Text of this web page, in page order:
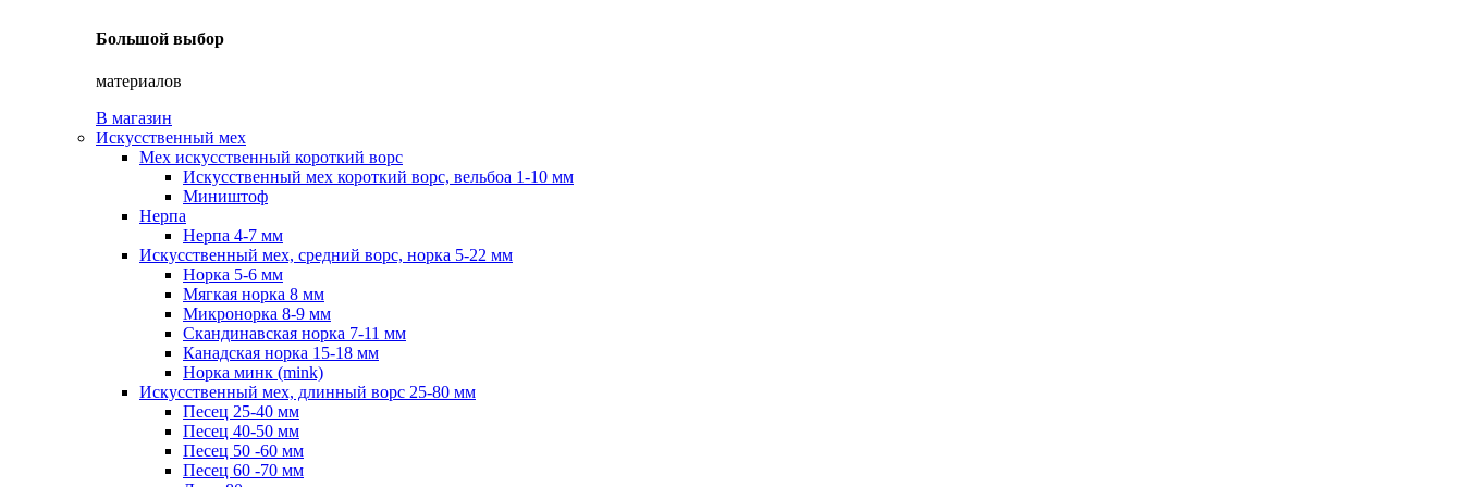
Большой выбор
материалов
В магазин
Искусственный мех
Мех искусственный короткий ворс
Искусственный мех короткий ворс, вельбоа 1-10 мм
Миништоф
Нерпа
Нерпа 4-7 мм
Искусственный мех, средний ворс, норка 5-22 мм
Норка 5-6 мм
Мягкая норка 8 мм
Микронорка 8-9 мм
Скандинавская норка 7-11 мм
Канадская норка 15-18 мм
Норка минк (mink)
Искусственный мех, длинный ворс 25-80 мм
Песец 25-40 мм
Песец 40-50 мм
Песец 50 -60 мм
Песец 60 -70 мм